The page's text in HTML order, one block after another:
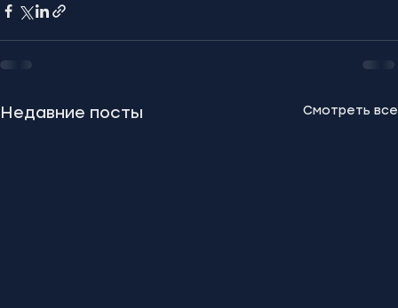
Недавние посты Смотреть все